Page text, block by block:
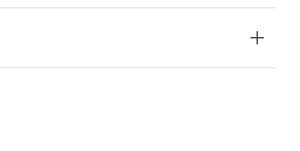
ン/会員登録
例